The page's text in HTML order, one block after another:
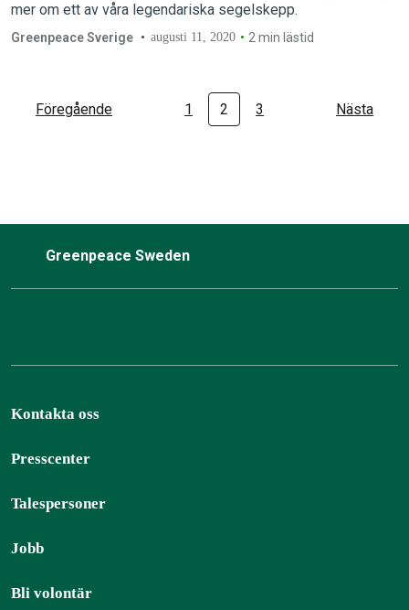
mer om ett av våra legendariska segelskepp.
Greenpeace Sverige augusti 11, 2020 2 min lästid
Föregående 1 2 3 Nästa
Greenpeace Sweden
Kontakta oss
Presscenter
Talespersoner
Jobb
Bli volontär